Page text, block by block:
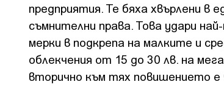
предприятия. Те бяха хвърлени в
съмнителни права. Това удари
мерки в подкрепа на малките и
облекчения от 15 до 30 лв. на
вторично към тях повишението е